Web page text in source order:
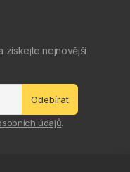
získejte nejnovější
Odebírat
údajů.